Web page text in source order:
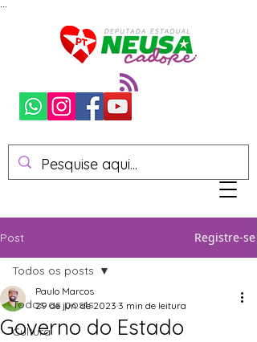
Post Registre-se
Todos os posts
Cultura
Todos os posts
Governo do Estado
Paulo Marcos
29 de jun. de 2023 3 min de leitura